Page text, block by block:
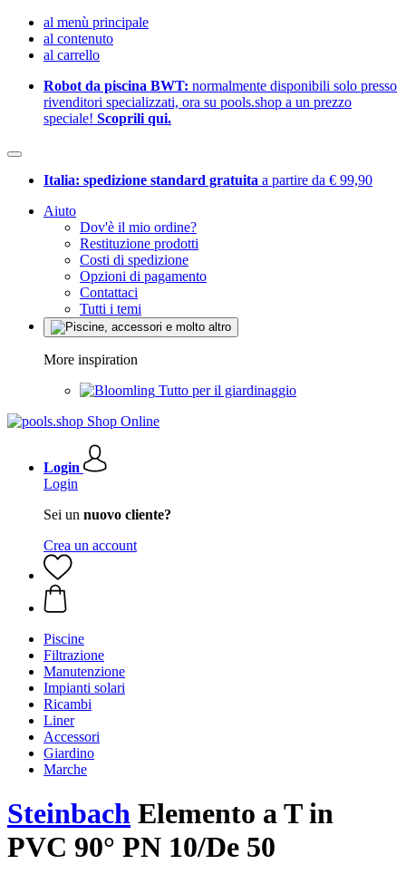
al menù principale
al contenuto
al carrello
Robot da piscina BWT: normalmente disponibili solo presso
rivenditori specializzati, ora su pools.shop a un prezzo
speciale! Scoprili qui.
Italia: spedizione standard gratuita a partire da € 99,90
Aiuto
Dov'è il mio ordine?
Restituzione prodotti
Costi di spedizione
Opzioni di pagamento
Contattaci
Tutti i temi
More inspiration
Tutto per il giardinaggio
Login
Login
Sei un nuovo cliente?
Crea un account
Piscine
Filtrazione
Manutenzione
Impianti solari
Ricambi
Liner
Accessori
Giardino
Marche
Steinbach Elemento a T in
PVC 90° PN 10/De 50